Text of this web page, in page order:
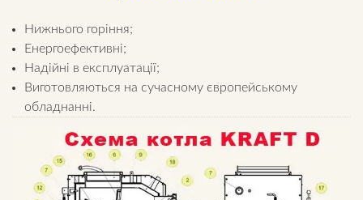
Нижнього горіння;
Енергоефективні;
Надійні в експлуатації;
Виготовляються на сучасному європейському
обладнанні.